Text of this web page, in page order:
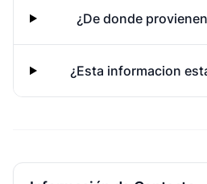
¿De donde
¿Esta informacion